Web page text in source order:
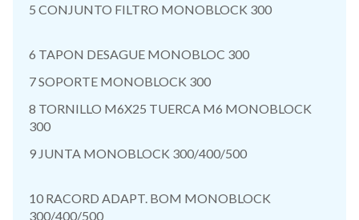
5 CONJUNTO FILTRO MONOBLOCK 300
6 TAPON DESAGUE MONOBLOC 300
7 SOPORTE MONOBLOCK 300
8 TORNILLO M6X25 TUERCA M6 MONOBLOCK
300
9 JUNTA MONOBLOCK 300/400/500
10 RACORD ADAPT. BOM MONOBLOCK
300/400/500